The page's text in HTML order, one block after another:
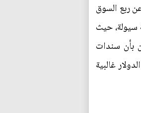
تريليون دولار، أي ما يزيد عن ربع السوق
سيولة، حيث
بأن سندات
غالبية